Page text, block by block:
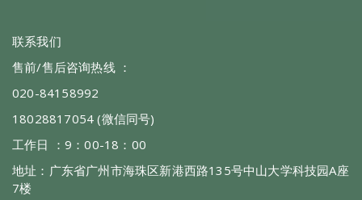
联系我们
售前/售后咨询热线 ：
020-84158992
18028817054 (微信同号)
工作日 ：9：00-18：00
地址：广东省广州市海珠区新港西路135号中山大学科技园A座
7楼